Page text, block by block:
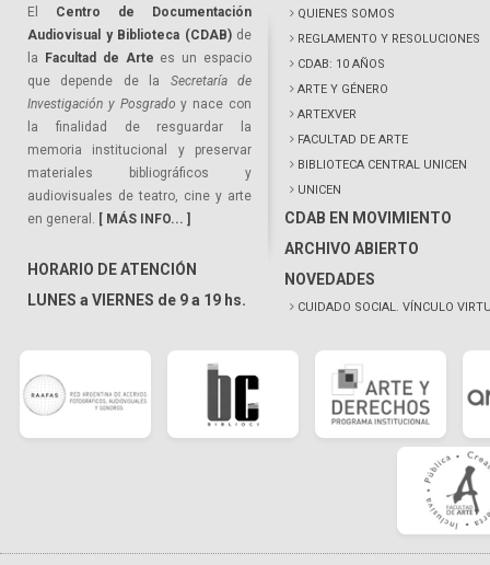
El Centro de Documentación
Audiovisual y Biblioteca (CDAB)de
la
Facultad de Arte es un espacio
que depende de la Secretaría de
Investigación y Posgrado y nace con
la finalidad de resguardar la
memoria institucional y preservar
materiales bibliográficos y
audiovisuales de teatro, cine y arte
en general. [ MÁS INFO... ]
HORARIO DE ATENCIÓN
LUNES a VIERNES de 9 a 19 hs.
QUIENES SOMOS
REGLAMENTO Y RESOLUCIONES
CDAB: 10 AÑOS
ARTE Y GÉNERO
ARTEXVER
FACULTAD DE ARTE
BIBLIOTECA CENTRAL UNICEN
UNICEN
CDAB EN MOVIMIENTO
ARCHIVO ABIERTO
NOVEDADES
CUIDADO SOCIAL. VÍNCULO